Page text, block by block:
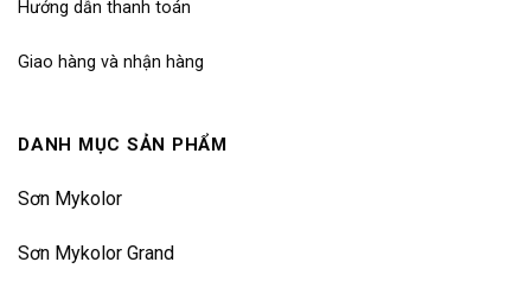
Hướng dẫn thanh toán
Giao hàng và nhận hàng
DANH MỤC SẢN PHẨM
Sơn Mykolor
Sơn Mykolor Grand